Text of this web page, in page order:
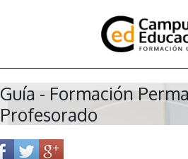
Guía - Formación
Profesorado